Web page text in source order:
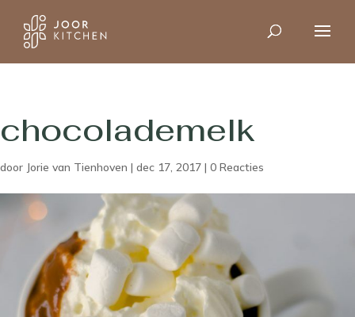
chocolademelk
door Jorie van Tienhoven | dec 17, 2017 | 0 Reacties